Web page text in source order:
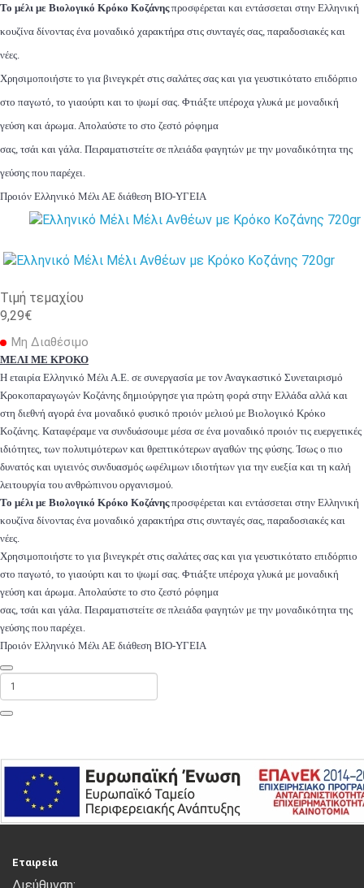
Το μέλι με Βιολογικό Κρόκο Κοζάνηςπροσφέρεται και εντάσσεται στην Ελληνική
κουζίνα δίνοντας ένα μοναδικό χαρακτήρα στις συνταγές σας, παραδοσιακές και
νέες.
Χρησιμοποιήστε το για βινεγκρέτ στις σαλάτες σας και για γευστικότατο επιδόρπιο
στο παγωτό, το γιαούρτι και το ψωμί σας. Φτιάξτε υπέροχα γλυκά με μοναδική
γεύση και άρωμα. Απολαύστε το στο ζεστό ρόφημα
σας, τσάι και γάλα. Πειραματιστείτε σε πλειάδα φαγητών με την μοναδικότητα της
γεύσης που παρέχει.
Προιόν Ελληνικό Μέλι ΑΕ διάθεση ΒΙΟ-ΥΓΕΙΑ
Τιμή τεμαχίου
9,29€
Μη Διαθέσιμο
ΜΕΛΙ ΜΕ ΚΡΟΚΟ
Η εταιρία Ελληνικό Μέλι Α.Ε. σε συνεργασία με τον Αναγκαστικό Συνεταιρισμό
Κροκοπαραγωγών Κοζάνης δημιούργησε για πρώτη φορά στην Ελλάδα αλλά και
στη διεθνή αγορά ένα μοναδικό φυσικό προιόν μελιού με Βιολογικό Κρόκο
Κοζάνης. Καταφέραμε να συνδυάσουμε μέσα σε ένα μοναδικό προιόν τις ευεργετικές
ιδιότητες, των πολυτιμότερων και θρεπτικότερων αγαθών της φύσης. Ίσως ο πιο
δυνατός και υγιεινός συνδυασμός ωφέλιμων ιδιοτήτων για την ευεξία και τη καλή
λειτουργία του ανθρώπινου οργανισμού.
Το μέλι με Βιολογικό Κρόκο Κοζάνηςπροσφέρεται και εντάσσεται στην Ελληνική
κουζίνα δίνοντας ένα μοναδικό χαρακτήρα στις συνταγές σας, παραδοσιακές και
νέες.
Χρησιμοποιήστε το για βινεγκρέτ στις σαλάτες σας και για γευστικότατο επιδόρπιο
στο παγωτό, το γιαούρτι και το ψωμί σας. Φτιάξτε υπέροχα γλυκά με μοναδική
γεύση και άρωμα. Απολαύστε το στο ζεστό ρόφημα
σας, τσάι και γάλα. Πειραματιστείτε σε πλειάδα φαγητών με την μοναδικότητα της
γεύσης που παρέχει.
Προιόν Ελληνικό Μέλι ΑΕ διάθεση ΒΙΟ-ΥΓΕΙΑ
Εταιρεία